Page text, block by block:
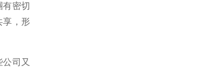
有密切
享，形
司又